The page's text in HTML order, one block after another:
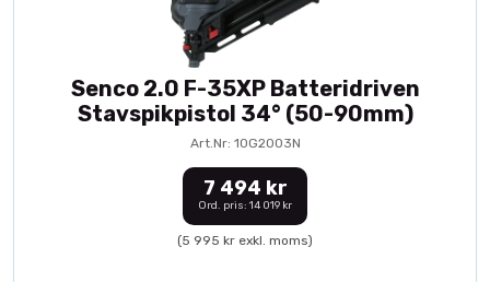
Senco 2.0 F-35XP Batteridriven
Stavspikpistol 34° (50-90mm)
Art.Nr: 10G2003N
7 494 kr
Ord. pris: 14 019 kr
(5 995 kr exkl. moms)